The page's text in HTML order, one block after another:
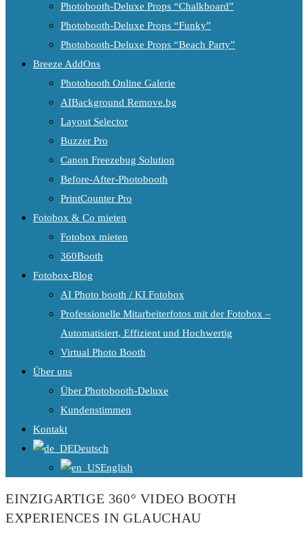
Photobooth-Deluxe Props “Chalkboard”
Photobooth-Deluxe Props “Funky”
Photobooth-Deluxe Props “Beach Party”
Breeze AddOns
Photobooth Online Galerie
AIBackground Remove.bg
Layout Selector
Buzzer Pro
Canon Freezebug Solution
Before-After-Photobooth
PrintCounter Pro
Fotobox & Co mieten
Fotobox mieten
360Booth
Fotobox-Blog
AI Photo booth / KI Fotobox
Professionelle Mitarbeiterfotos mit der Fotobox –
Automatisiert, Effizient und Hochwertig
Virtual Photo Booth
Über uns
Über Photobooth-Deluxe
Kundenstimmen
Kontakt
Deutsch
English
EINZIGARTIGE 360° VIDEO BOOTH
EXPERIENCES IN GLAUCHAU